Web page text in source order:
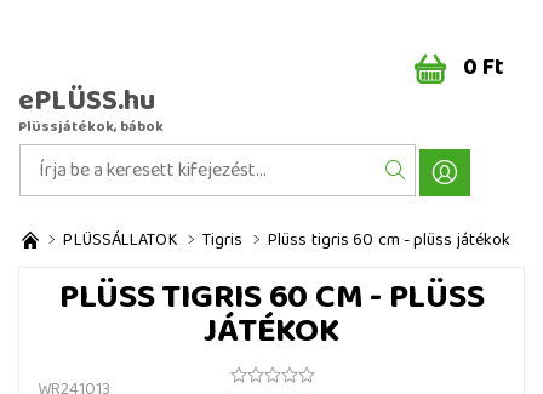
ePLÜSS.hu
Plüssjátékok, bábok
0 Ft
PLÜSSÁLLATOK Tigris Plüss tigris 60 cm - plüss játékok
PLÜSS TIGRIS 60 CM - PLÜSS
JÁTÉKOK